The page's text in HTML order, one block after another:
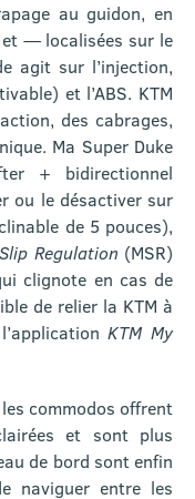
au guidon, en
— localisées sur le
agit sur l’injection,
et l’ABS. KTM
des cabrages,
Ma Super Duke
+ bidirectionnel
ou le désactiver sur
de 5 pouces),
Regulation (MSR)
clignote en cas de
de relier la KTM à
KTM My
commodos offrent
et sont plus
de bord sont enfin
naviguer entre les